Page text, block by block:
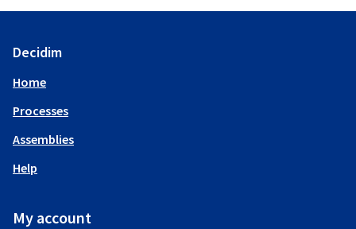
Decidim
Home
Processes
Assemblies
Help
My account